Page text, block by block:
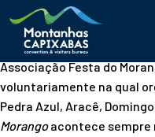
Associação Festa do
voluntariamente na qual
Pedra Azul, Aracê,
Morangoacontece sempre